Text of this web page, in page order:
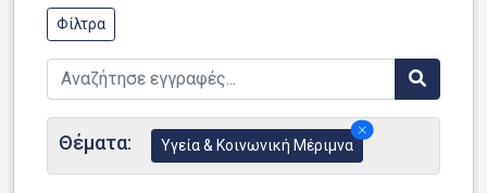
Φίλτρα
Θέματα: Υγεία & Κοινωνική Μέριμνα